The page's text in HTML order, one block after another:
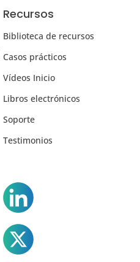
Recursos
Biblioteca de recursos
Casos prácticos
Vídeos Inicio
Libros electrónicos
Soporte
Testimonios